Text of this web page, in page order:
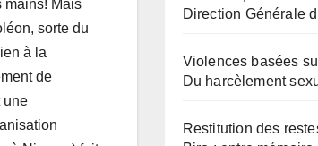
mains! Mais
sorte du
à la
de
une
Direction Générale
Violences basées
Du harcèlement
Restitution des